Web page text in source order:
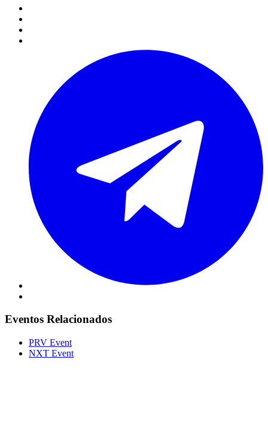
Eventos Relacionados
PRV Event
NXT Event